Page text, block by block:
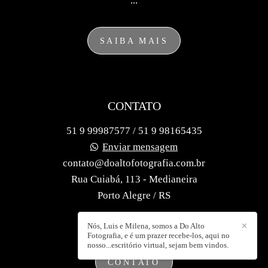
SAIBA MAIS
CONTATO
51 9 99987577 / 51 9 98165435
Enviar mensagem
contato@doaltofotografia.com.br
Rua Cuiabá, 113 - Medianeira
Porto Alegre / RS
CONTATO
✕
Nós, Luis e Milena, somos a Do Alto
Fotografia, e é um prazer recebe-los, aqui no
nosso...escritório virtual, sejam bem vindos.